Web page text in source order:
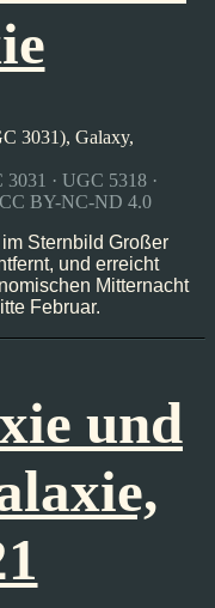
3031 · UGC 5318 ·
BY-NC-ND 4.0
Sternbild Großer
und erreicht
Mitternacht
Februar.
und